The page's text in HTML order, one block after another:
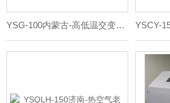
YSG-100内蒙古-高低温交变试验箱